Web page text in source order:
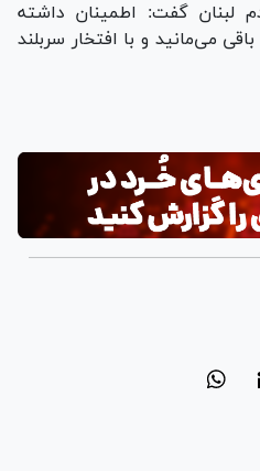
لبنان گفت: اطمینان داشته
می‌مانید و با افتخار سربلند